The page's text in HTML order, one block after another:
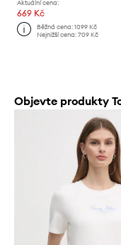
Aktuální cena:
669 Kč
Běžná cena:1099 Kč
Nejnižší cena:709 Kč
Objevte produkty